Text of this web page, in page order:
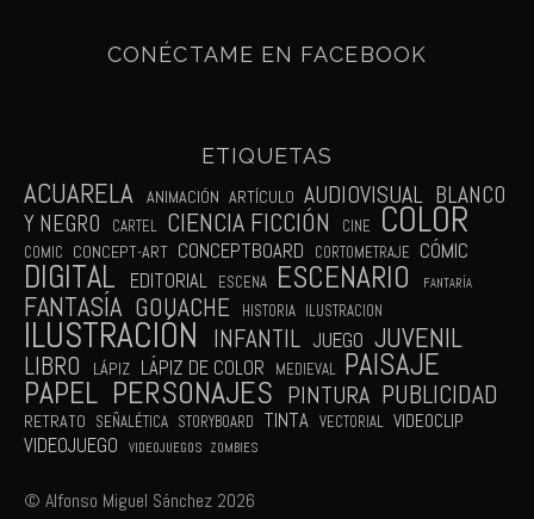
CONÉCTAME EN FACEBOOK
ETIQUETAS
ACUARELA ANIMACIÓN ARTÍCULO AUDIOVISUAL BLANCO
Y NEGRO
CARTEL CIENCIA FICCIÓN CINE COLOR
COMIC CONCEPT-ART CONCEPTBOARD CORTOMETRAJE CÓMIC
DIGITAL EDITORIAL ESCENA ESCENARIO FANTARÍA
FANTASÍA GOUACHE HISTORIA ILUSTRACION
ILUSTRACIÓN INFANTIL JUEGO JUVENIL
LIBRO LÁPIZ LÁPIZ DE COLOR MEDIEVAL PAISAJE
PAPEL PERSONAJES PINTURA PUBLICIDAD
RETRATO SEÑALÉTICA STORYBOARD TINTA VECTORIAL VIDEOCLIP
VIDEOJUEGO VIDEOJUEGOS ZOMBIES
© Alfonso Miguel Sánchez 2026